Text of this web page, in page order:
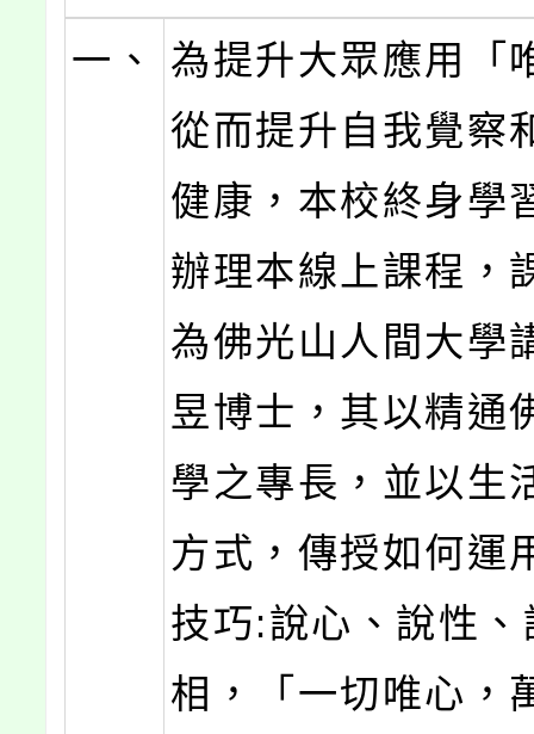
一、
為提升大眾應用「
從而提升自我覺察
健康，本校終身學
辦理本線上課程，
為佛光山人間大學
昱博士，其以精通
學之專長，並以生
方式，傳授如何運
技巧:說心、說性
相，「一切唯心，